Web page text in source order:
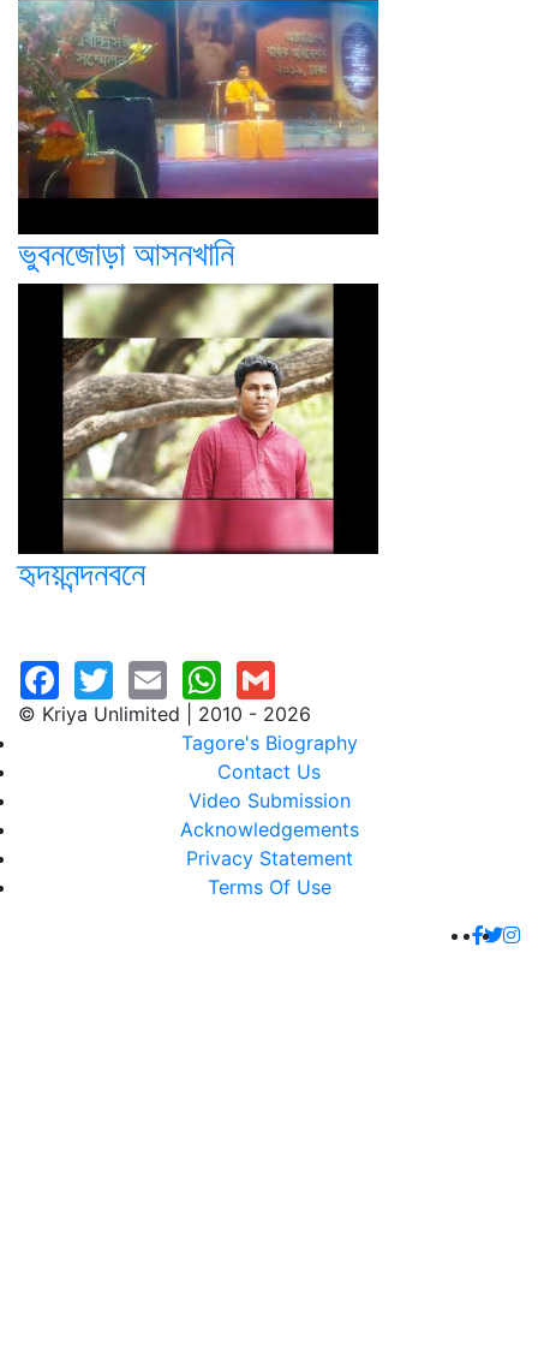
ভুবনজোড়া আসনখানি
হৃদয়নন্দনবনে
© Kriya Unlimited | 2010 - 2026
Tagore's Biography
Contact Us
Video Submission
Acknowledgements
Privacy Statement
Terms Of Use